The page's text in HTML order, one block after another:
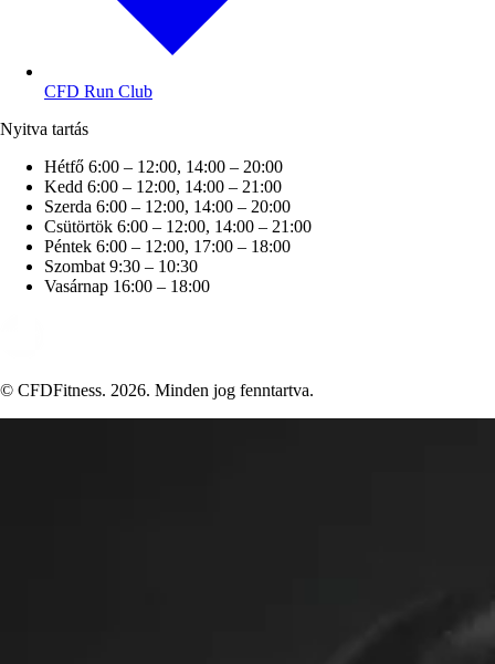
CFD Run Club
Nyitva tartás
Hétfő 6:00 – 12:00, 14:00 – 20:00
Kedd 6:00 – 12:00, 14:00 – 21:00
Szerda 6:00 – 12:00, 14:00 – 20:00
Csütörtök 6:00 – 12:00, 14:00 – 21:00
Péntek 6:00 – 12:00, 17:00 – 18:00
Szombat 9:30 – 10:30
Vasárnap 16:00 – 18:00
© CFDFitness. 2026. Minden jog fenntartva.